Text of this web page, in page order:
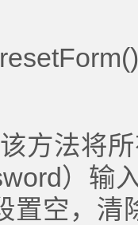
方法将
）输
置空，